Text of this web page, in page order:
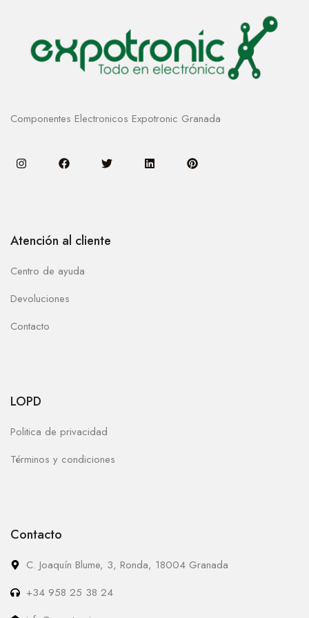
Componentes Electronicos Expotronic Granada
Atención al cliente
Centro de ayuda
Devoluciones
Contacto
LOPD
Politica de privacidad
Términos y condiciones
Contacto
C. Joaquín Blume, 3, Ronda, 18004 Granada
+34 958 25 38 24